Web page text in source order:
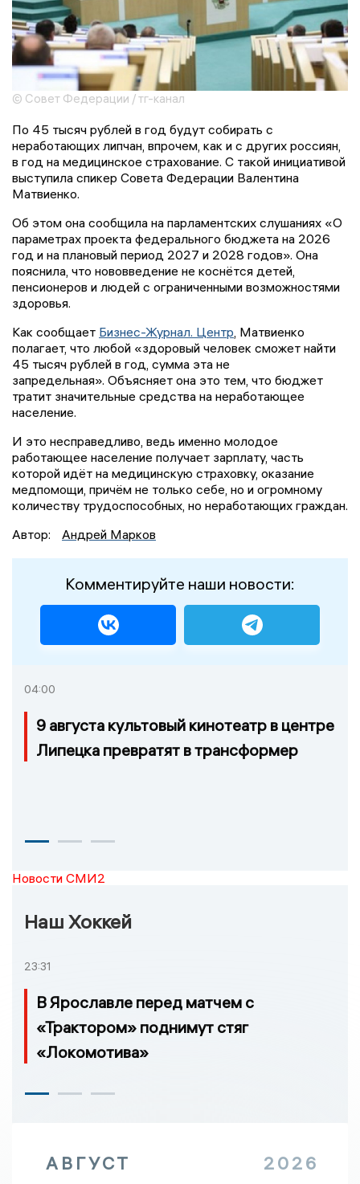
© Совет Федерации / тг-канал
По 45 тысяч рублей в год будут собирать с
неработающих липчан, впрочем, как и с других россиян,
в год на медицинское страхование. С такой инициативой
выступила спикер Совета Федерации Валентина
Матвиенко.
Об этом она сообщила на парламентских слушаниях «О
параметрах проекта федерального бюджета на 2026
год и на плановый период 2027 и 2028 годов». Она
пояснила, что нововведение не коснётся детей,
пенсионеров и людей с ограниченными возможностями
здоровья.
Как сообщает Бизнес-Журнал. Центр, Матвиенко
полагает, что любой «здоровый человек сможет найти
45 тысяч рублей в год, сумма эта не
запредельная». Объясняет она это тем, что бюджет
тратит значительные средства на неработающее
население.
И это несправедливо, ведь именно молодое
работающее население получает зарплату, часть
которой идёт на медицинскую страховку, оказание
медпомощи, причём не только себе, но и огромному
количеству трудоспособных, но неработающих граждан.
Автор:
Андрей Марков
Комментируйте наши новости:
04:00
9 августа культовый кинотеатр в центре
Липецка превратят в трансформер
Новости СМИ2
Наш Хоккей
23:31
В Ярославле перед матчем с
«Трактором» поднимут стяг
«Локомотива»
АВГУСТ 2026